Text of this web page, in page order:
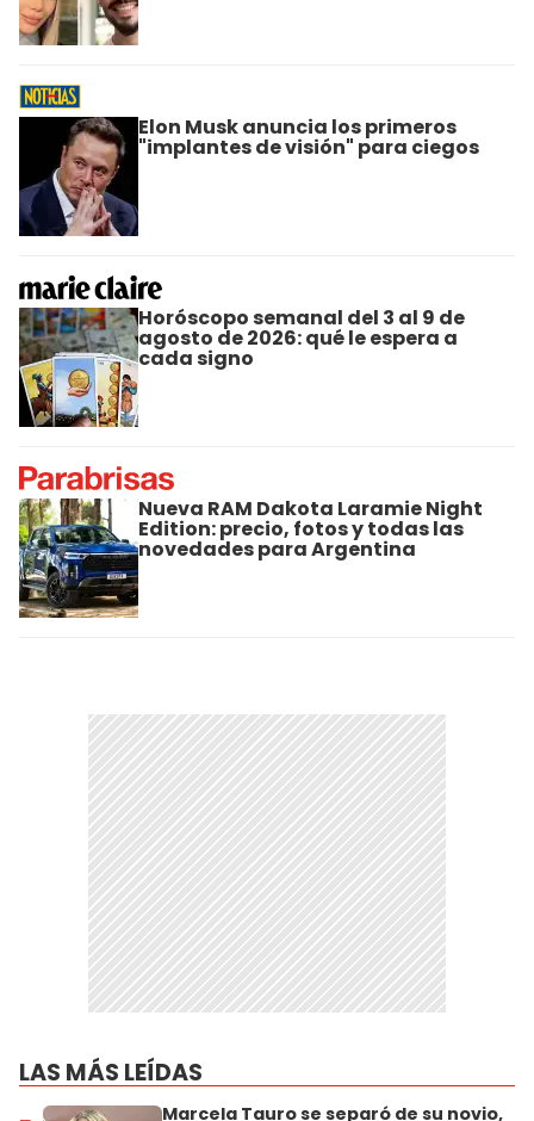
Elon Musk anuncia los primeros
"implantes de visión" para ciegos
Horóscopo semanal del 3 al 9 de
agosto de 2026: qué le espera a
cada signo
Nueva RAM Dakota Laramie Night
Edition: precio, fotos y todas las
novedades para Argentina
LAS MÁS LEÍDAS
Marcela Tauro se separó de su novio,